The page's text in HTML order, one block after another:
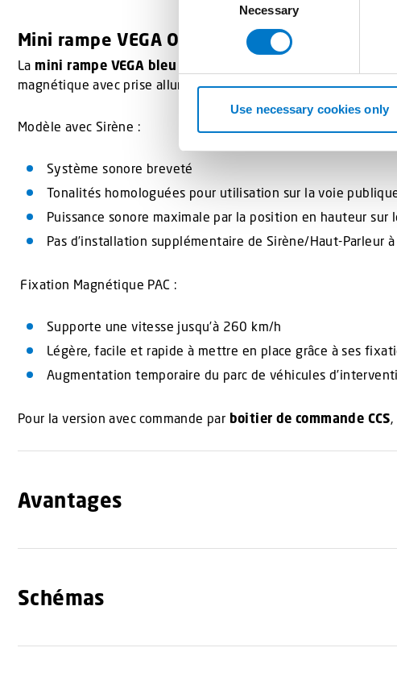
n
e
l
t
i
Necessary
Use necessary cookies only
Mini rampe VEGA Orange avec ou sans sirène
La mini rampe VEGA bleu
magnétique avec prise allume-cigare offre une solution
Modèle avec Sirène :
Système sonore breveté
Tonalités homologuées pour utilisation sur la voie
Puissance sonore maximale par la position en hauteur sur
Pas d’installation supplémentaire de Sirène/Haut-Parleur
Fixation Magnétique PAC :
Supporte une vitesse jusqu’à 260 km/h
Légère, facile et rapide à mettre en place grâce à ses
Augmentation temporaire du parc de véhicules
Pour la version avec commande par boitier de commande CCS
Avantages
Schémas